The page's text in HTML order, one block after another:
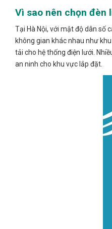
Vì sao nên chọn đèn
Tại Hà Nội, với mật độ dân số
không gian khác nhau như
tải cho hệ thống điện lưới.
an ninh cho khu vực lắp đặt.